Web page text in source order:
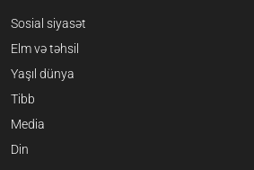
Sosial siyasət
Elm və təhsil
Yaşıl dünya
Tibb
Media
Din